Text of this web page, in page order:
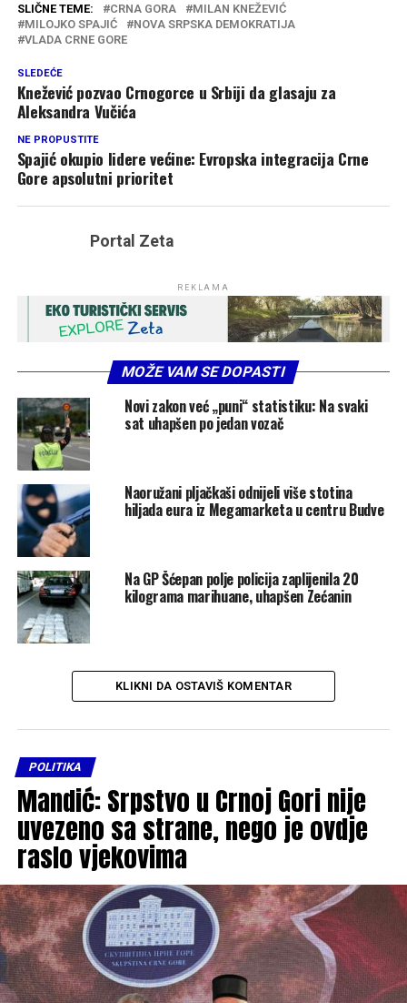
SLIČNE TEME: CRNA GORA
MILAN KNEŽEVIĆ
MILOJKO SPAJIĆ
NOVA SRPSKA DEMOKRATIJA
VLADA CRNE GORE
SLEDEĆE
Knežević pozvao Crnogorce u Srbiji da glasaju za
Aleksandra Vučića
NE PROPUSTITE
Spajić okupio lidere većine: Evropska integracija Crne
Gore apsolutni prioritet
Portal Zeta
REKLAMA
MOŽE VAM SE DOPASTI
Novi zakon već „puni“ statistiku: Na svaki
sat uhapšen po jedan vozač
Naoružani pljačkaši odnijeli više stotina
hiljada eura iz Megamarketa u centru Budve
Na GP Šćepan polje policija zaplijenila 20
kilograma marihuane, uhapšen Zećanin
KLIKNI DA OSTAVIŠ KOMENTAR
POLITIKA
Mandić: Srpstvo u Crnoj Gori nije
uvezeno sa strane, nego je ovdje
raslo vjekovima